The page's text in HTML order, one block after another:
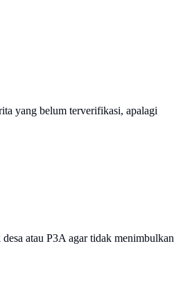
yang belum terverifikasi, apalagi
atau P3A agar tidak menimbulkan